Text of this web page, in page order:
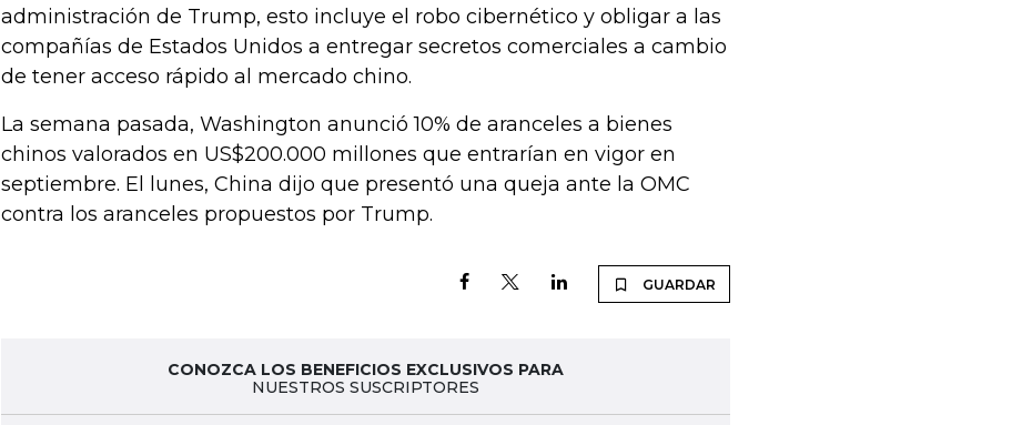
administración de Trump, esto incluye el robo cibernético y obligar a las
compañías de Estados Unidos a entregar secretos comerciales a cambio
de tener acceso rápido al mercado chino.
La semana pasada, Washington anunció 10% de aranceles a bienes
chinos valorados en US$200.000 millones que entrarían en vigor en
septiembre. El lunes, China dijo que presentó una queja ante la OMC
contra los aranceles propuestos por Trump.
GUARDAR
CONOZCA LOS BENEFICIOS EXCLUSIVOS PARA
NUESTROS SUSCRIPTORES